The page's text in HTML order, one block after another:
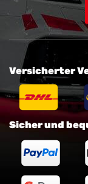
Sicher und
Versicherter